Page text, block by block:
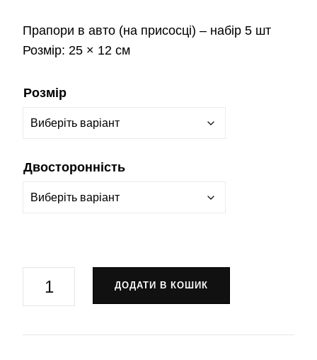
Прапори в авто (на присосці) – набір 5 шт
Розмір: 25 × 12 см
Розмір
Двосторонність
475-
окремий
ДОДАТИ В КОШИК